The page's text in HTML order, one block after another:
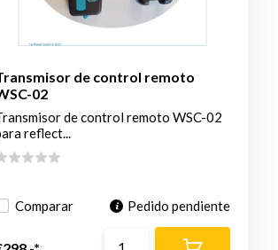
de control remoto
02
de control remoto WSC-02
reflect...
Comparar Pedido pendiente